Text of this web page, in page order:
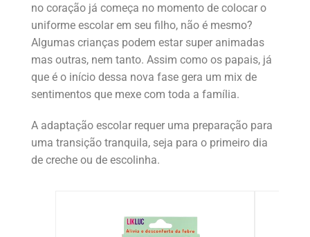
no coração já começa no momento de colocar o
uniforme escolar em seu filho, não é mesmo?
Algumas crianças podem estar super animadas
mas outras, nem tanto. Assim como os papais, já
que é o início dessa nova fase gera um mix de
sentimentos que mexe com toda a família.
A adaptação escolar requer uma preparação para
uma transição tranquila, seja para o primeiro dia
de creche ou de escolinha.